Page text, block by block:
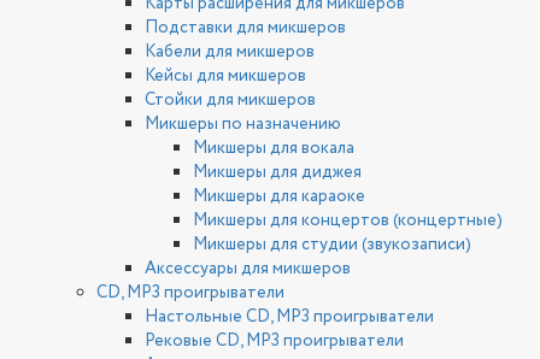
Подставки для микшеров
Кабели для микшеров
Кейсы для микшеров
Стойки для микшеров
Микшеры по назначению
Микшеры для вокала
Микшеры для диджея
Микшеры для караоке
Микшеры для концертов (концертные)
Микшеры для студии (звукозаписи)
Аксессуары для микшеров
CD, MP3 проигрыватели
Настольные CD, MP3 проигрыватели
Рековые CD, MP3 проигрыватели